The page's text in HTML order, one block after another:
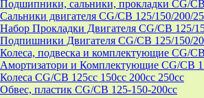
Подшипники, сальники, прокладки CG/
Сальники двигателя CG/CB 125/150/200/
Набор Прокладки Двигателя CG/CB 125/
Подпишники Двигателя CG/CB 125/150/
Колеса, подвеска и комплектующие CG/
Амортизатори и Комплектующие CG/CB
Колеса CG/CB 125cc 150cc 200cc 250cc
Обвес, пластик CG/CB 125-150-200cc